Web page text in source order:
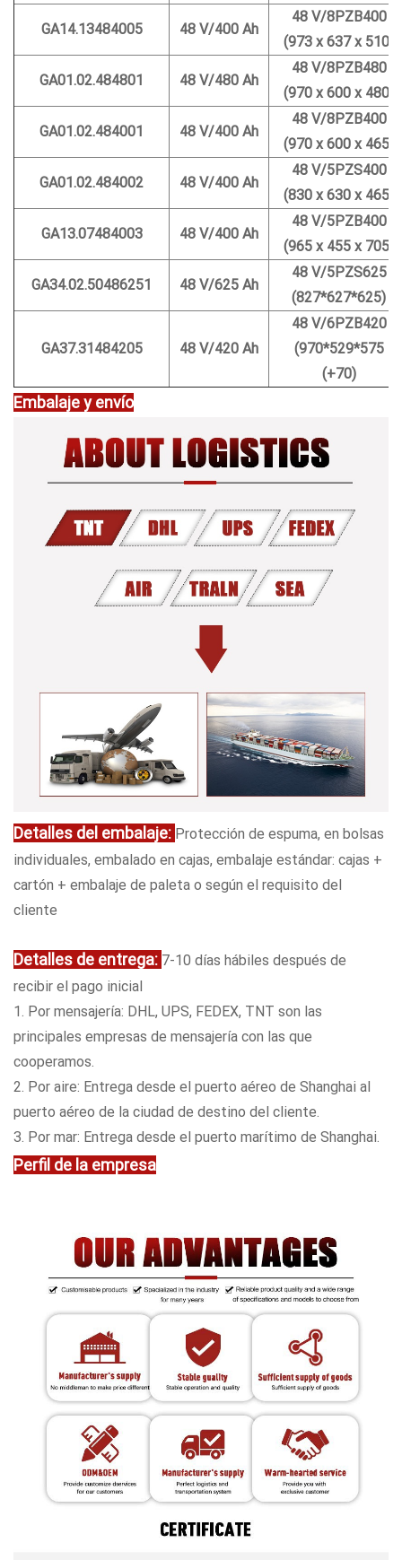
GA14.13484005 48 V/400 Ah
48 V/8PZB400
(973 x 637 x 510)
GA01.02.484801 48 V/480 Ah
48 V/8PZB480
(970 x 600 x 480)
GA01.02.484001 48 V/400 Ah
48 V/8PZB400
(970 x 600 x 465)
GA01.02.484002 48 V/400 Ah
48 V/5PZS400
(830 x 630 x 465)
GA13.07484003 48 V/400 Ah
48 V/5PZB400
(965 x 455 x 705)
GA34.02.50486251 48 V/625 Ah
48 V/5PZS625
(827*627*625)
GA37.31484205 48 V/420 Ah
48 V/6PZB420
(970*529*575
(+70)
Embalaje y envío
Detalles del embalaje: Protección de espuma, en bolsas
individuales, embalado en cajas, embalaje estándar: cajas +
cartón + embalaje de paleta o según el requisito del
cliente
Detalles de entrega: 7-10 días hábiles después de
recibir el pago inicial
1. Por mensajería: DHL, UPS, FEDEX, TNT son las
principales empresas de mensajería con las que
cooperamos.
2. Por aire: Entrega desde el puerto aéreo de Shanghai al
puerto aéreo de la ciudad de destino del cliente.
3. Por mar: Entrega desde el puerto marítimo de Shanghai.
Perfil de la empresa